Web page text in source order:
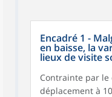
Encadré 1 -
en baisse, la
lieux de visite
Contrainte par
déplacement à